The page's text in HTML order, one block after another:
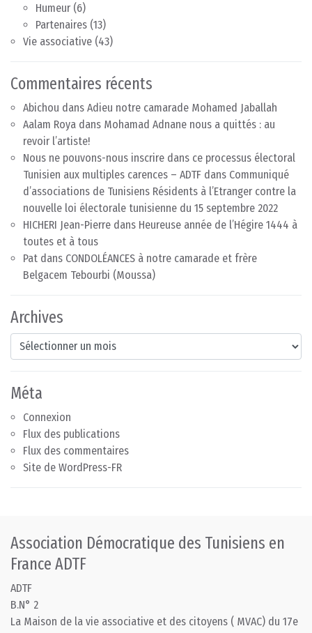
Humeur (6)
Partenaires (13)
Vie associative (43)
Commentaires récents
Abichou dans Adieu notre camarade Mohamed Jaballah
Aalam Roya dans Mohamad Adnane nous a quittés : au
revoir l’artiste!
Nous ne pouvons-nous inscrire dans ce processus électoral
Tunisien aux multiples carences – ADTF dans Communiqué
d’associations de Tunisiens Résidents à l’Etranger contre la
nouvelle loi électorale tunisienne du 15 septembre 2022
HICHERI Jean-Pierre dans Heureuse année de l’Hégire 1444 à
toutes et à tous
Pat dans CONDOLÉANCES à notre camarade et frère
Belgacem Tebourbi (Moussa)
Archives
Archives
Méta
Connexion
Flux des publications
Flux des commentaires
Site de WordPress-FR
Association Démocratique des Tunisiens en
France ADTF
ADTF
B.N° 2
La Maison de la vie associative et des citoyens ( MVAC) du 17e